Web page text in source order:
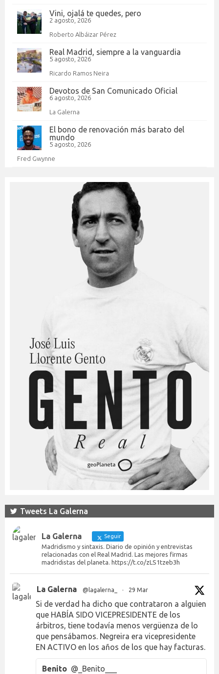
Vini, ojalá te quedes, pero
2 agosto, 2026
Roberto Albáizar Pérez
Real Madrid, siempre a la vanguardia
5 agosto, 2026
Ricardo Ramos Neira
Devotos de San Comunicado Oficial
6 agosto, 2026
La Galerna
El bono de renovación más barato del
mundo
5 agosto, 2026
Fred Gwynne
Tweets La Galerna
La Galerna Seguir
Madridismo y sintaxis. Diario de opinión y entrevistas
relacionadas con el Real Madrid. Las mejores firmas
madridistas del planeta. https://t.co/zLS1tzeb3h
La Galerna @lagalerna_ · 29 Mar
Si de verdad ha dicho que contrataron a alguien
que HABÍA SIDO VICEPRESIDENTE de los
árbitros, tiene todavía menos vergüenza de lo
que pensábamos. Negreira era vicepresidente
EN ACTIVO en los años de los que hay facturas.
Benito @_Benito___